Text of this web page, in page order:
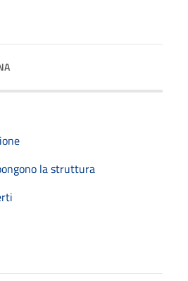
la struttura